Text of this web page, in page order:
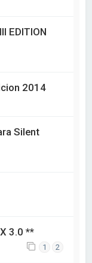
EDITION
2014
Silent
3.0 **
1 2